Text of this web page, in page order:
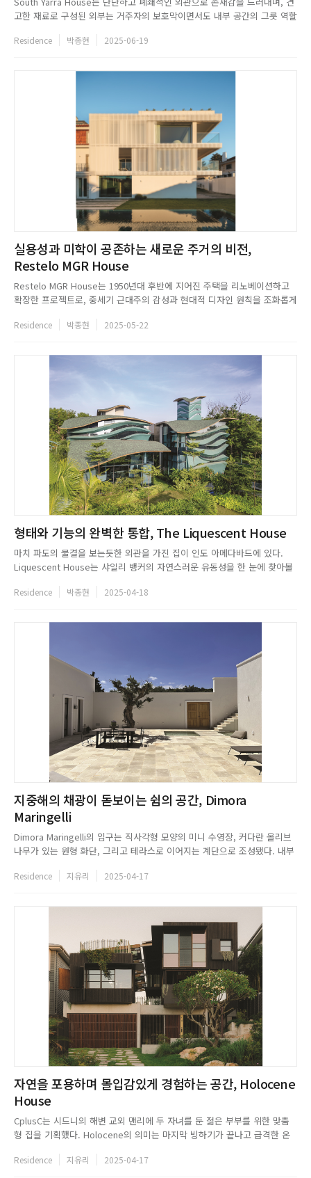
고한 재료로 구성된 외부는 거주자의 보호막이면서도 내부 공간의 그릇 역할
하며, 공중에 떠 있는 듯한 콘크리트 외관 아래를 지나면 이중 높이의 현관과
Residence 박종현 2025-06-19
실용성과 미학이 공존하는 새로운 주거의 비전,
Restelo MGR House
Restelo MGR House는 1950년대 후반에 지어진 주택을 리노베이션하고
확장한 프로젝트로, 중세기 근대주의 감성과 현대적 디자인 원칙을 조화롭게
내려다보이는 파노라마 전망을 확보했다. 확장된 외관은 슬라이딩 알루미늄
Residence 박종현 2025-05-22
형태와 기능의 완벽한 통합, The Liquescent House
마치 파도의 물결을 보는듯한 외관을 가진 집이 인도 아메다바드에 있다.
Liquescent House는 샤일리 뱅커의 자연스러운 유동성을 한 눈에 찾아볼
는 그녀의 디자인 언어를 여실히 보여준다. 또한 건축은 자연과 조화로운 상
Residence 박종현 2025-04-18
지중해의 채광이 돋보이는 쉼의 공간, Dimora
Maringelli
Dimora Maringelli의 입구는 직사각형 모양의 미니 수영장, 커다란 올리브
나무가 있는 원형 화단, 그리고 테라스로 이어지는 계단으로 조성됐다. 내부
장인이 수작업한 나무 테이블과 로프 의자, 패브릭 소파를 배치해 편안한 휴
Residence 지유리 2025-04-17
자연을 포용하며 몰입감있게 경험하는 공간, Holocene
House
CplusC는 시드니의 해변 교외 맨리에 두 자녀를 둔 젊은 부부를 위한 맞춤
형 집을 기획했다. Holocene의 의미는 마지막 빙하기가 끝나고 급격한 온
아가는 미래 지향적인 의미를 담고 있다. CplusC는 Holocene House의 프
Residence 지유리 2025-04-17